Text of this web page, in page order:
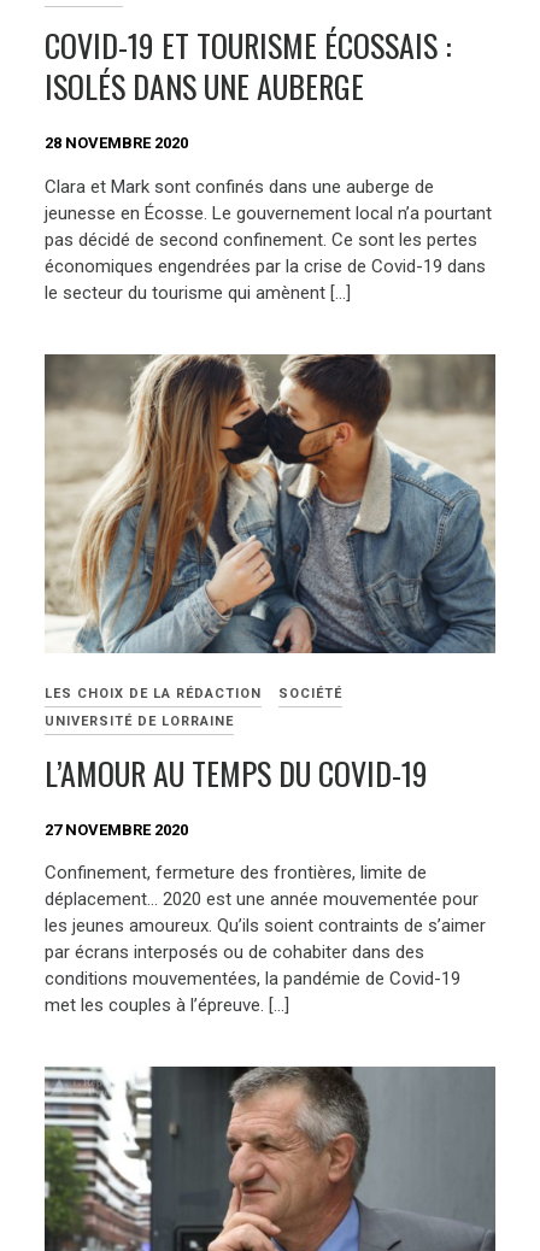
COVID-19 ET TOURISME ÉCOSSAIS :
ISOLÉS DANS UNE AUBERGE
28 NOVEMBRE 2020
Clara et Mark sont confinés dans une auberge de
jeunesse en Écosse. Le gouvernement local n’a pourtant
pas décidé de second confinement. Ce sont les pertes
économiques engendrées par la crise de Covid-19 dans
le secteur du tourisme qui amènent […]
LES CHOIX DE LA RÉDACTION
SOCIÉTÉ
UNIVERSITÉ DE LORRAINE
L’AMOUR AU TEMPS DU COVID-19
27 NOVEMBRE 2020
Confinement, fermeture des frontières, limite de
déplacement… 2020 est une année mouvementée pour
les jeunes amoureux. Qu’ils soient contraints de s’aimer
par écrans interposés ou de cohabiter dans des
conditions mouvementées, la pandémie de Covid-19
met les couples à l’épreuve. […]